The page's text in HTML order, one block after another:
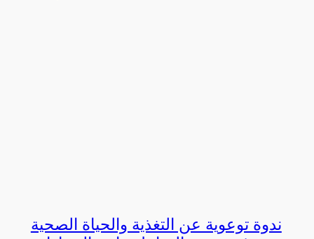
ندوة توعوية عن التغذية والحياة الصحية